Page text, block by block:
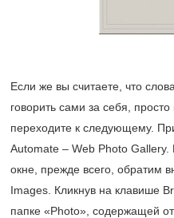
Если же вы считаете, что
говорить сами за себя, просто
переходите к следующему.
Automate – Web Photo
окне, прежде всего, обратим
Images. Кликнув на клавише
папке «Photo», содержащей